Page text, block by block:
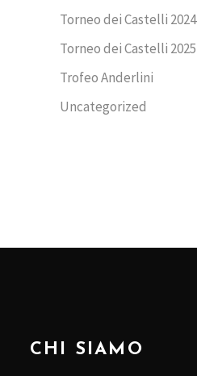
Torneo dei Castelli 2024
Torneo dei Castelli 2025
Trofeo Anderlini
Uncategorized
CHI SIAMO